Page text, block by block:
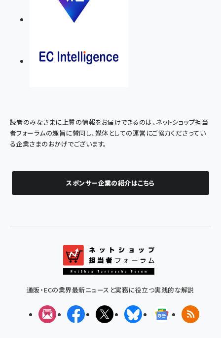
読者のみなさまに上質の情報をお届けできるのは、ネットショップ担当
者フォーラムの趣旨に賛同し、媒体としての運営にご協力くださってい
る企業さまのおかげでございます。
スポンサー企業の紹介はこちら
通販・ECの業界最新ニュースと実務に役立つ実践的な解説
メルマガFacebookX(エックス)BlueskyGoogleニュ
RSS